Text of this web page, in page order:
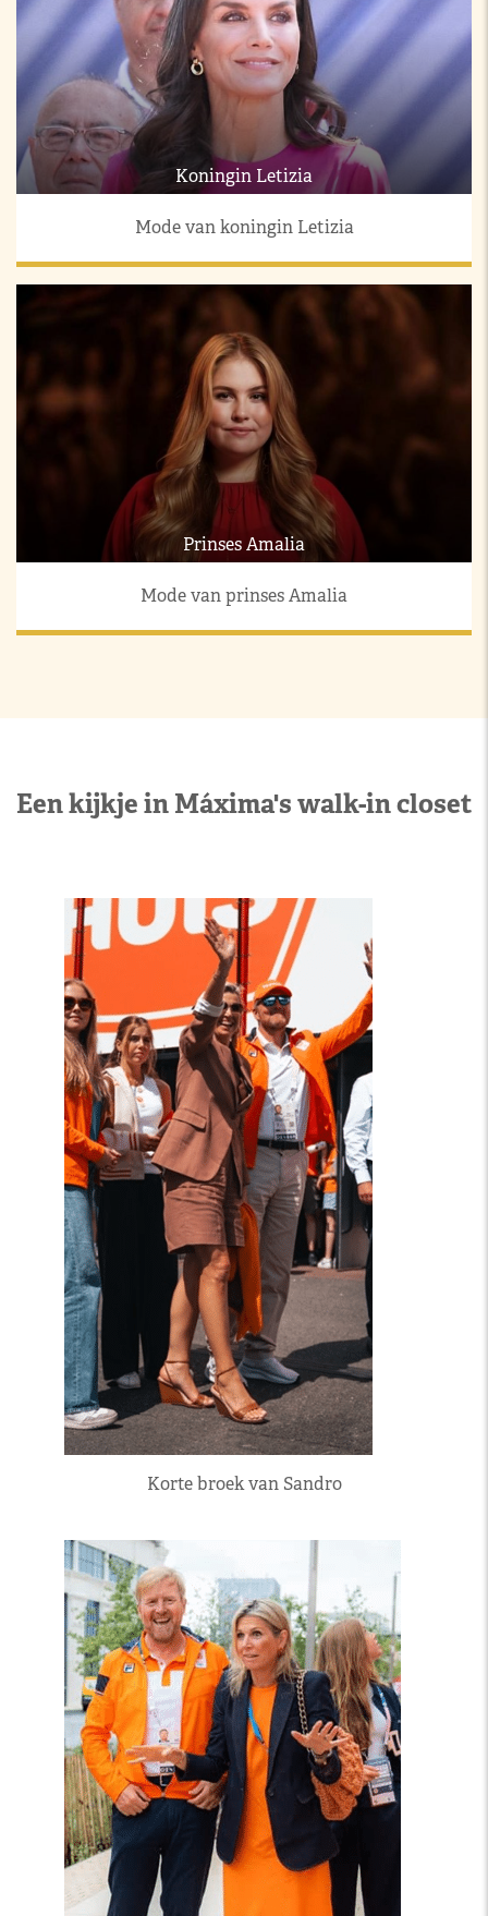
Koningin Letizia
Mode van koningin Letizia
Prinses Amalia
Mode van prinses Amalia
Een kijkje in Máxima's walk-in closet
Korte broek van Sandro